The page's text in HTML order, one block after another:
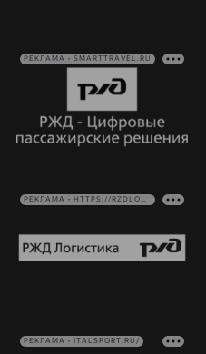
РЕКЛАМА • SMARTTRAVEL.RU
РЕКЛАМА • HTTPS://RZDLOG.RU/
РЕКЛАМА • ITALSPORT.RU/